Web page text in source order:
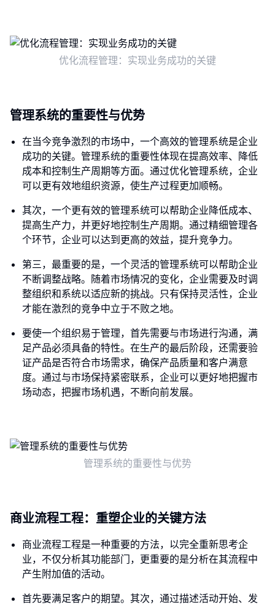
优化流程管理：实现业务成功的关键
管理系统的重要性与优势
在当今竞争激烈的市场中，一个高效的管理系统是企业
成功的关键。管理系统的重要性体现在提高效率、降低
成本和控制生产周期等方面。通过优化管理系统，企业
可以更有效地组织资源，使生产过程更加顺畅。
其次，一个更有效的管理系统可以帮助企业降低成本、
提高生产力，并更好地控制生产周期。通过精细管理各
个环节，企业可以达到更高的效益，提升竞争力。
第三，最重要的是，一个灵活的管理系统可以帮助企业
不断调整战略。随着市场情况的变化，企业需要及时调
整组织和系统以适应新的挑战。只有保持灵活性，企业
才能在激烈的竞争中立于不败之地。
要使一个组织易于管理，首先需要与市场进行沟通，满
足产品必须具备的特性。在生产的最后阶段，还需要验
证产品是否符合市场需求，确保产品质量和客户满意
度。通过与市场保持紧密联系，企业可以更好地把握市
场动态，把握市场机遇，不断向前发展。
管理系统的重要性与优势
商业流程工程：重塑企业的关键方法
商业流程工程是一种重要的方法，以完全重新思考企
业，不仅分析其功能部门，更重要的是分析在其流程中
产生附加值的活动。
首先要满足客户的期望。其次，通过描述活动开始、发